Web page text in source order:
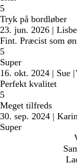
5
Tryk på bordløber
23. jun. 2026 |
Fint. Præcist som
5
Super
16. okt. 2024 | Sue |
Perfekt kvalitet
5
Meget tilfreds
30. sep. 2024 | Karin
Super